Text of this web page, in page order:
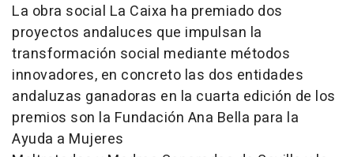
La obra social La Caixa ha premiado dos
proyectos andaluces que impulsan la
transformación social mediante métodos
innovadores, en concreto las dos entidades
andaluzas ganadoras en la cuarta edición de los
premios son la Fundación Ana Bella para la
Ayuda a Mujeres